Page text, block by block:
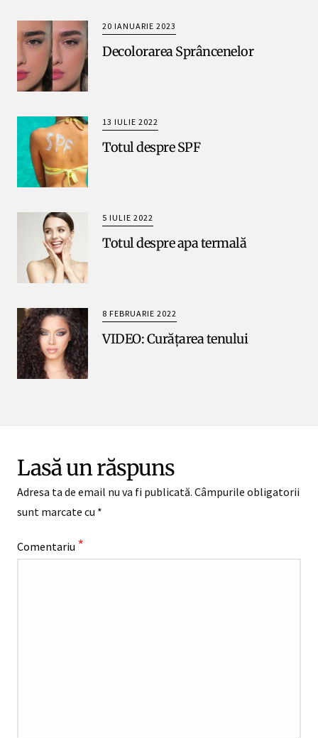
20 IANUARIE 2023
Decolorarea Sprâncenelor
13 IULIE 2022
Totul despre SPF
5 IULIE 2022
Totul despre apa termală
8 FEBRUARIE 2022
VIDEO: Curățarea tenului
Lasă un răspuns
Adresa ta de email nu va fi publicată. Câmpurile obligatorii
sunt marcate cu *
Comentariu *